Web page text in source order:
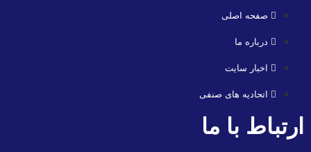
صفحه اصلی
درباره ما
اخبار سایت
اتحادیه های صنفی
ارتباط با ما